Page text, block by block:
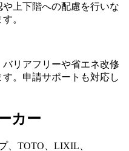
上下階への配慮を行いな
。
リアフリーや省エネ改修
。申請サポートも対応し
カー
、TOTO、LIXIL、